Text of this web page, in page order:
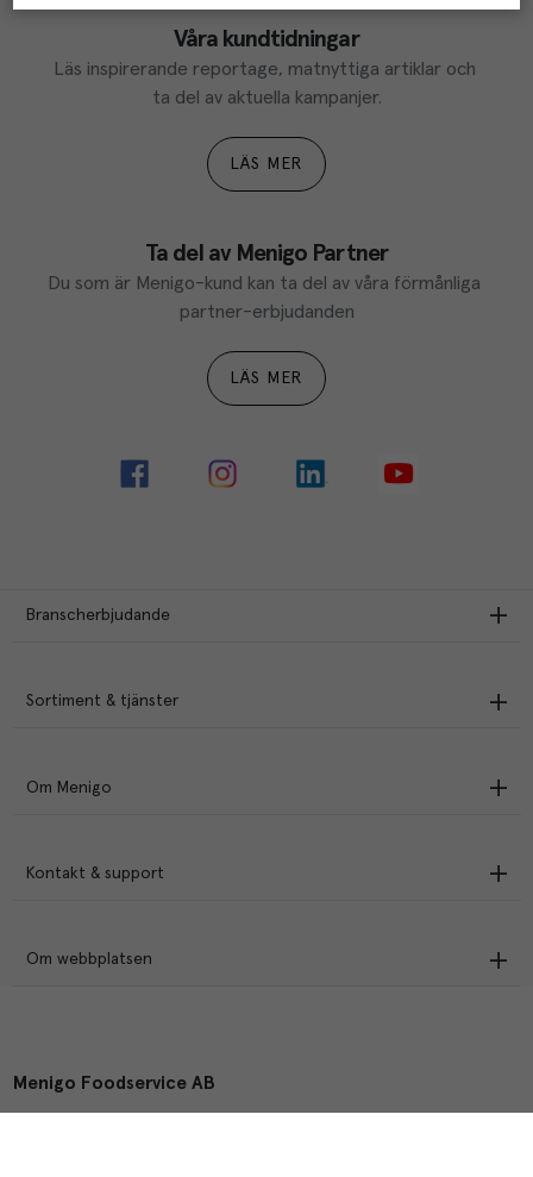
Våra kundtidningar
Läs inspirerande reportage, matnyttiga artiklar och
ta del av aktuella kampanjer.
LÄS MER
Ta del av Menigo Partner
Du som är Menigo-kund kan ta del av våra förmånliga
partner-erbjudanden
LÄS MER
Branscherbjudande
Sortiment & tjänster
Om Menigo
Kontakt & support
Om webbplatsen
Menigo Foodservice AB